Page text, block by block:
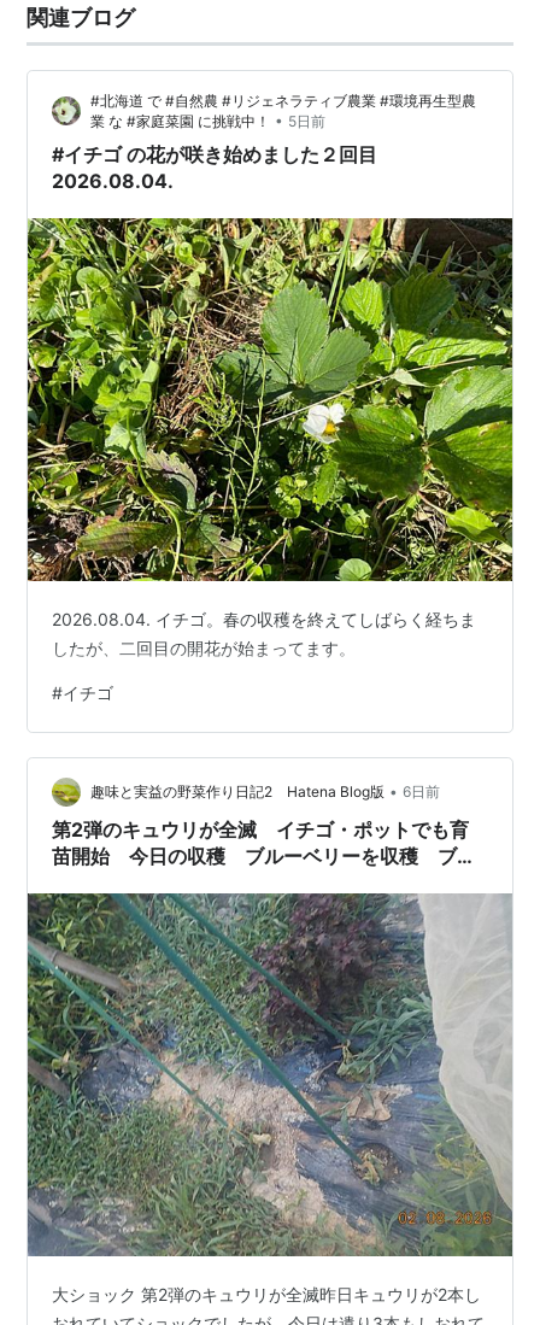
関連ブログ
#北海道 で #自然農 #リジェネラティブ農業 #環境再生型農
業 な #家庭菜園 に挑戦中！
• 5日前
#イチゴ の花が咲き始めました２回目
2026.08.04.
2026.08.04. イチゴ。春の収穫を終えてしばらく経ちま
したが、二回目の開花が始まってます。
#イチゴ
趣味と実益の野菜作り日記2 Hatena Blog版 • 6日前
第2弾のキュウリが全滅 イチゴ・ポットでも育
苗開始 今日の収穫 ブルーベリーを収穫 ブド
り
大ショック 第2弾のキュウリが全滅昨日キュウリが2本し